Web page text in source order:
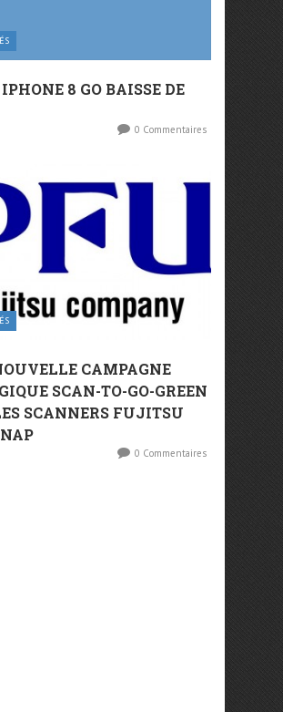
8 GO BAISSE DE
0 Commentaires
CAMPAGNE
SCAN-TO-GO-GREEN
SCANNERS FUJITSU
0 Commentaires